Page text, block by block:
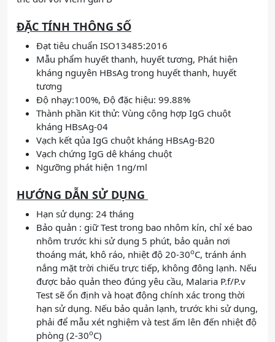
ĐẶC TÍNH THÔNG SỐ
Đạt tiêu chuẩn ISO13485:2016
Mẫu phẩm huyết thanh, huyết tương, Phát hiện
kháng nguyên HBsAg trong huyết thanh, huyết
tương
Độ nhạy:100%, Độ đặc hiệu: 99.88%
Thành phần Kit thử: Vùng cộng hợp IgG chuột
kháng HBsAg-04
Vạch kết qủa IgG chuột kháng HBsAg-B20
Vạch chứng IgG dê kháng chuột
Ngưỡng phát hiện 1ng/ml
HƯỚNG DẪN SỬ DỤNG
Hạn sử dụng: 24 tháng
Bảo quản : giữ Test trong bao nhôm kín, chỉ xé bao
nhôm trước khi sử dụng 5 phút, bảo quản nơi
thoáng mát, khô ráo, nhiệt độ 20-30oC, tránh ánh
nắng mặt trời chiếu trực tiếp, không đông lạnh. Nếu
được bảo quản theo đúng yêu cầu, Malaria P.f/P.v
Test sẽ ổn định và hoạt động chính xác trong thời
hạn sử dụng. Nếu bảo quản lạnh, trước khi sử dụng,
phải để mẫu xét nghiệm và test ấm lên đến nhiệt độ
phòng (2-30oC)